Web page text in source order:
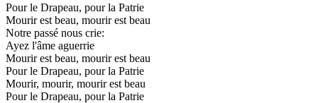
Pour le Drapeau, pour la Patrie
Mourir est beau, mourir est beau
Notre passé nous crie:
Ayez l'âme aguerrie
Mourir est beau, mourir est beau
Pour le Drapeau, pour la Patrie
Mourir, mourir, mourir est beau
Pour le Drapeau, pour la Patrie